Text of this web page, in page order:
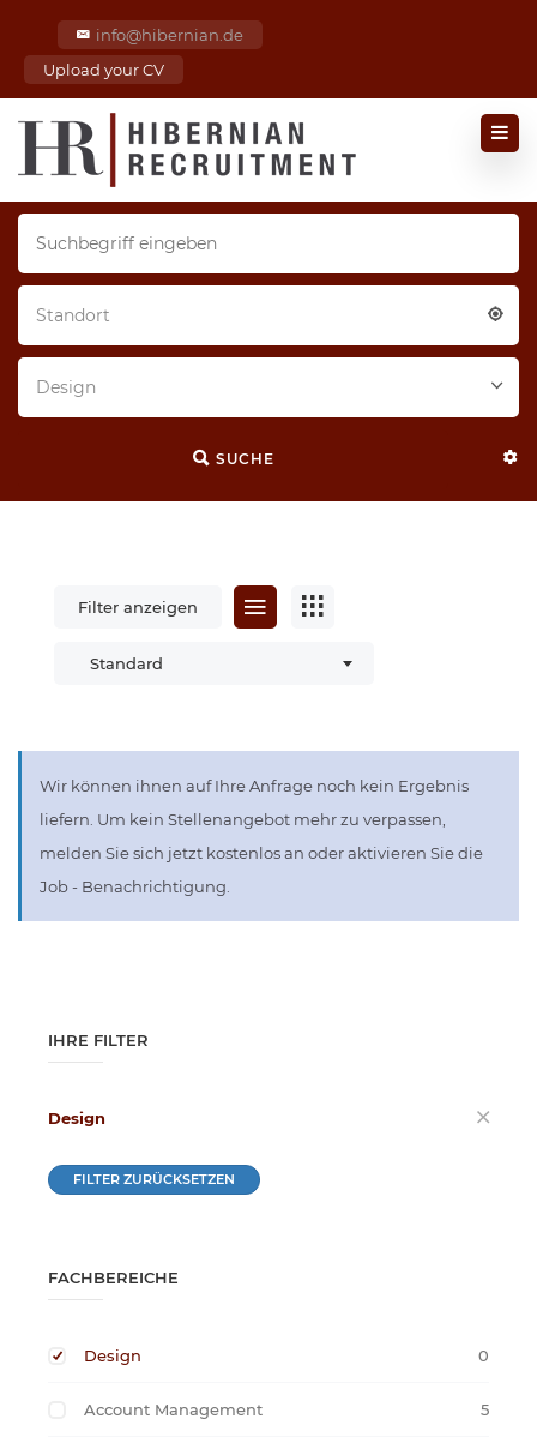
info@hibernian.de
Upload your CV
Standort
Design
SUCHE
Filter anzeigen
Standard
Wir können ihnen auf Ihre Anfrage noch kein Ergebnis
liefern. Um kein Stellenangebot mehr zu verpassen,
melden Sie sich jetzt kostenlos an oder aktivieren Sie die
Job - Benachrichtigung.
IHRE FILTER
Design
FILTER ZURÜCKSETZEN
FACHBEREICHE
Design 0
Account Management 5